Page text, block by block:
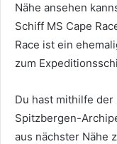
Nähe ansehen
Schiff MS Cape
Race ist ein
zum
Du hast mithilfe der
Spitzbergen-
aus nächster Nähe